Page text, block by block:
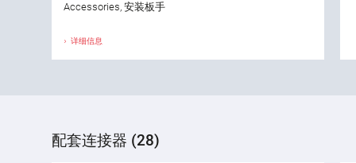
Accessories, 安装板手
详细信息
配套连接器 (28)